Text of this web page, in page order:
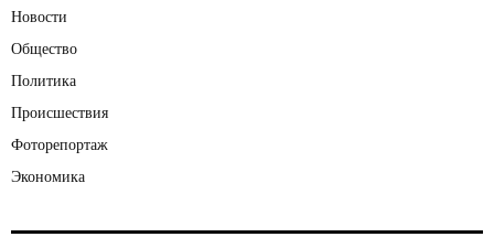
Новости
Общество
Политика
Происшествия
Фоторепортаж
Экономика